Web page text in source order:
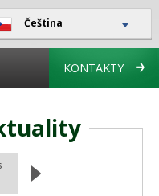
Čeština
KONTAKTY